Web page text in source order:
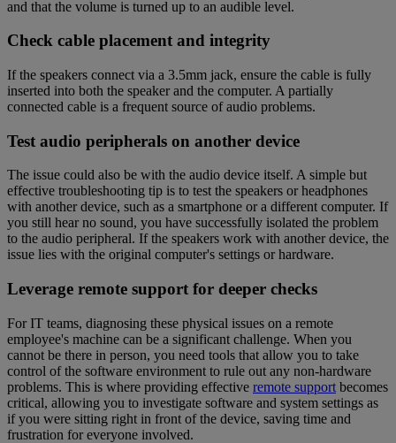
and that the volume is turned up to an audible level.
Check cable placement and integrity
If the speakers connect via a 3.5mm jack, ensure the cable is fully
inserted into both the speaker and the computer. A partially
connected cable is a frequent source of audio problems.
Test audio peripherals on another device
The issue could also be with the audio device itself. A simple but
effective troubleshooting tip is to test the speakers or headphones
with another device, such as a smartphone or a different computer. If
you still hear no sound, you have successfully isolated the problem
to the audio peripheral. If the speakers work with another device, the
issue lies with the original computer's settings or hardware.
Leverage remote support for deeper checks
For IT teams, diagnosing these physical issues on a remote
employee's machine can be a significant challenge. When you
cannot be there in person, you need tools that allow you to take
control of the software environment to rule out any non-hardware
problems. This is where providing effective remote support becomes
critical, allowing you to investigate software and system settings as
if you were sitting right in front of the device, saving time and
frustration for everyone involved.